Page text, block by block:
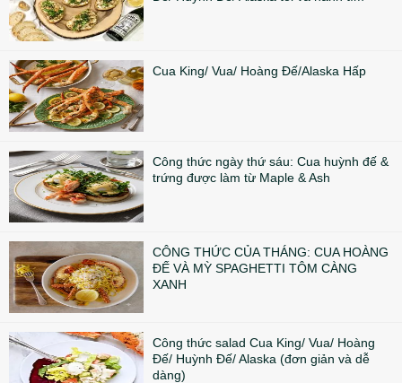
Cua King/ Vua/ Hoàng Đế/Alaska Hấp
Công thức ngày thứ sáu: Cua huỳnh đế &
trứng được làm từ Maple & Ash
CÔNG THỨC CỦA THÁNG: CUA HOÀNG
ĐẾ VÀ MỲ SPAGHETTI TÔM CÀNG
XANH
Công thức salad Cua King/ Vua/ Hoàng
Đế/ Huỳnh Đế/ Alaska (đơn giản và dễ
dàng)